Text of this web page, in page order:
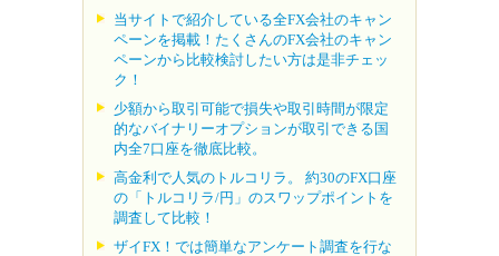
当サイトで紹介している全FX会社のキャン
ペーンを掲載！たくさんのFX会社のキャン
ペーンから比較検討したい方は是非チェッ
ク！
少額から取引可能で損失や取引時間が限定
的なバイナリーオプションが取引できる国
内全7口座を徹底比較。
高金利で人気のトルコリラ。 約30のFX口座
の「トルコリラ/円」のスワップポイントを
調査して比較！
ザイFX！では簡単なアンケート調査を行な